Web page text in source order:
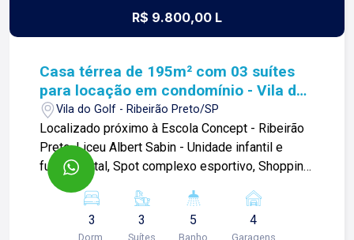
R$ 9.800,00 L
Casa térrea de 195m² com 03 suítes
para locação em condomínio - Vila do
GolfVila do Golf - Ribeirão Preto/SP
Localizado próximo à Escola Concept - Ribeirão
Preto, Liceu Albert Sabin - Unidade infantil e
fundamental, Spot complexo esportivo, Shopping
Iguatemi e outros comércios. Casa térrea de
195m² com: -03 suítes; -Sala 02 ambientes; -01
lavabo; -Cozinha integrada à varanda gourmet; -
3
Dorm.
3
Suítes
5
Banho
4
Garagens